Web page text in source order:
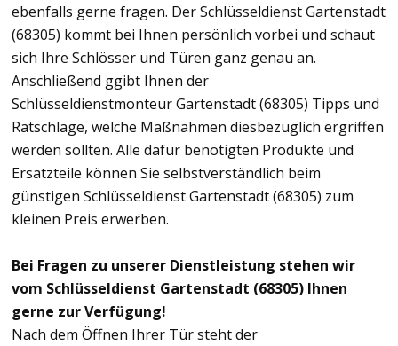
ebenfalls gerne fragen. Der Schlüsseldienst Gartenstadt
(68305) kommt bei Ihnen persönlich vorbei und schaut
sich Ihre Schlösser und Türen ganz genau an.
Anschließend ggibt Ihnen der
Schlüsseldienstmonteur Gartenstadt (68305) Tipps und
Ratschläge, welche Maßnahmen diesbezüglich ergriffen
werden sollten. Alle dafür benötigten Produkte und
Ersatzteile können Sie selbstverständlich beim
günstigen Schlüsseldienst Gartenstadt (68305) zum
kleinen Preis erwerben.
Bei Fragen zu unserer Dienstleistung stehen wir
vom Schlüsseldienst Gartenstadt (68305) Ihnen
gerne zur Verfügung!
Nach dem Öffnen Ihrer Tür steht der